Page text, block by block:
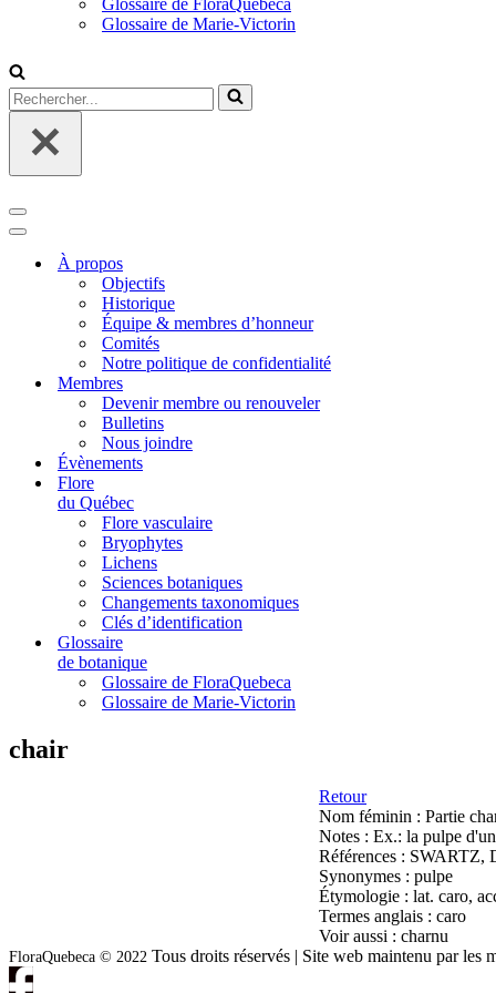
Glossaire de FloraQuebeca
Glossaire de Marie-Victorin
Rechercher...
Menu
de
navigation
Menu
navigationÀ propos
Objectifs
Historique
Équipe & membres d’honneur
Comités
Notre politique de confidentialité
Membres
Devenir membre ou renouveler
Bulletins
Nous joindre
Évènements
Flore
du Québec
Flore vasculaire
Bryophytes
Lichens
Sciences botaniques
Changements taxonomiques
Clés d’identification
Glossaire
de botanique
Glossaire de FloraQuebeca
Glossaire de Marie-Victorin
chair
Retour
Nom féminin : Partie
Notes : Ex.: la pulpe
Références : SWARTZ,
Synonymes : pulpe
Étymologie : lat. caro,
Termes anglais : caro
Voir aussi : charnu
FloraQuebeca © 2022 Tous droits réservés | Site web maintenu par les